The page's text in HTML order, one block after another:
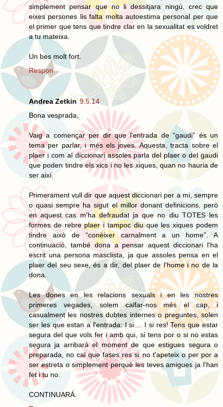
simplement pensar que no li dessitjara ningú, crec que
eixes persones lis falta molta autoestima personal per que
el primer que tens que tindre clar en la sexualitat es voldret
a tu mateixa.
Un bes molt fort.
Respon
Andrea Zetkin 9.5.14
Bona vesprada,
Vaig a començar per dir que l'entrada de “gaudi” és un
tema per parlar, i més els joves. Aquesta, tracta sobre el
plaer i com al diccionari assoles parla del plaer o del gaudi
que poden tindre els xics i no les xiques, quan no hauria de
ser així.
Primerament vull dir que aquest diccionari per a mi, sempre
o quasi sempre ha sigut el millor donant definicions, però
en aquest cas m'ha defraudat ja que no diu TOTES les
formes de rebre plaer i tampoc diu que les xiques podem
tindre això de “conèixer carnalment a un home”. A
continuació, també dona a pensar aquest diccionari l'ha
escrit una persona masclista, ja que assoles pensa en el
plaer del seu sexe, és a dir, del plaer de l'home i no de la
dona.
Les dones en les relacions sexuals i en les nostres
primeres vegades, solem calfar-nos més el cap, i
casualment les nostres dubtes internes o preguntes, solen
ser les que estan a l'entrada: I si.... I si res! Tens que estar
segura del que vols fer i amb qui, si tens por o si no estas
segura ja arribarà el moment de que estigues segura o
preparada, no cal que fases res si no t'apeteix o per por a
ser estreta o simplement perquè les teves amigues ja l'han
fet i tu no.
CONTINUARÁ.